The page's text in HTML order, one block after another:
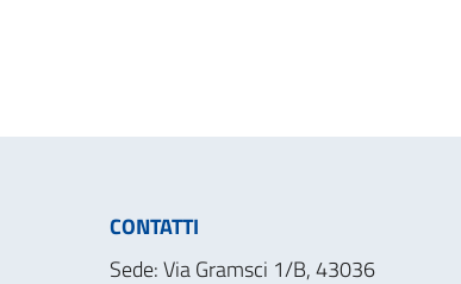
CONTATTI
Sede: Via Gramsci 1/B, 43036